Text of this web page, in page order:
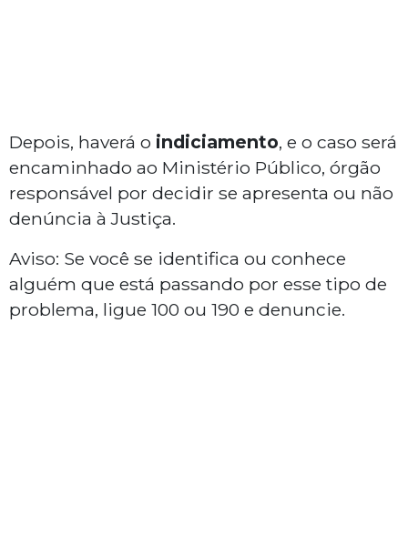
Depois, haverá o indiciamento, e o caso será
encaminhado ao Ministério Público, órgão
responsável por decidir se apresenta ou não
denúncia à Justiça.
Aviso: Se você se identifica ou conhece
alguém que está passando por esse tipo de
problema, ligue 100 ou 190 e denuncie.